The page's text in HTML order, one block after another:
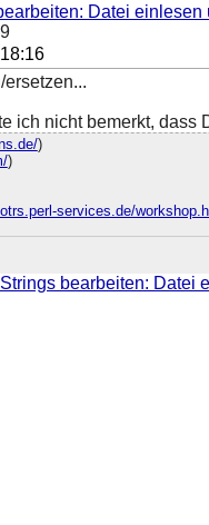
Datei einlesen
ich nicht bemerkt, dass
)
)
services.de/
bearbeiten: Datei